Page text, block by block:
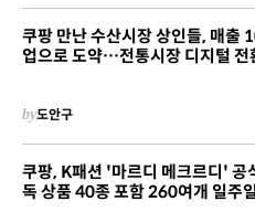
쿠팡 만난 수산시장 상인들, 매출
업으로 도약…전통시장 디지털 전
by도안구
쿠팡, K패션 '마르디 메크르디'
독 상품 40종 포함 260여개 일주